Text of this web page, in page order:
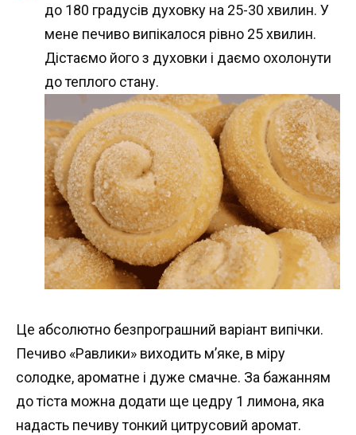
до 180 градусів духовку на 25-30 хвилин. У
мене печиво випікалося рівно 25 хвилин.
Дістаємо його з духовки і даємо охолонути
до теплого стану.
Це абсолютно безпрограшний варіант випічки.
Печиво «Равлики» виходить м’яке, в міру
солодке, ароматне і дуже смачне. За бажанням
до тіста можна додати ще цедру 1 лимона, яка
надасть печиву тонкий цитрусовий аромат.